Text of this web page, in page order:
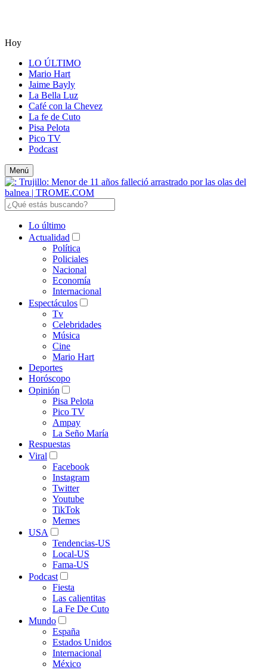
Hoy
LO ÚLTIMO
Mario Hart
Jaime Bayly
La Bella Luz
Café con la Chevez
La fe de Cuto
Pisa Pelota
Pico TV
Podcast
Menú
Lo último
Actualidad
Política
Policiales
Nacional
Economía
Internacional
Espectáculos
Tv
Celebridades
Música
Cine
Mario Hart
Deportes
Horóscopo
Opinión
Pisa Pelota
Pico TV
Ampay
La Seño María
Respuestas
Viral
Facebook
Instagram
Twitter
Youtube
TikTok
Memes
USA
Tendencias-US
Local-US
Fama-US
Podcast
Fiesta
Las calientitas
La Fe De Cuto
Mundo
España
Estados Unidos
Internacional
México